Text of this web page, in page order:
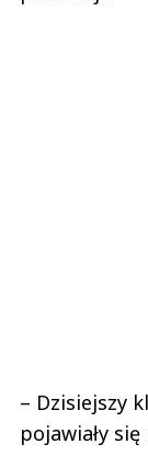
– Dzisiejszy
pojawiały